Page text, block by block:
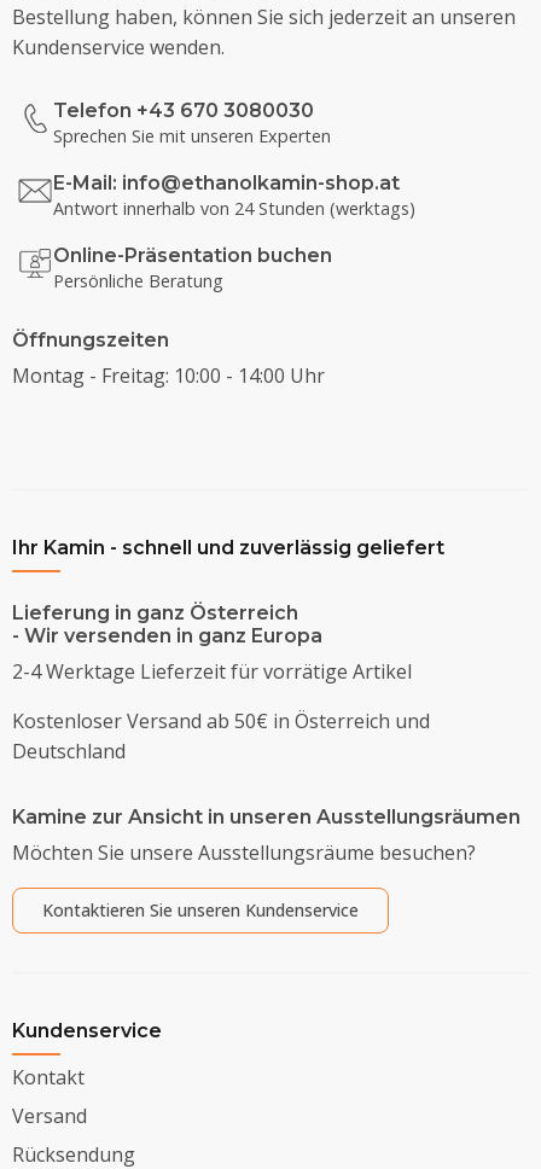
Bestellung haben, können Sie sich jederzeit an unseren
Kundenservice wenden.
Telefon +43 670 3080030
Sprechen Sie mit unseren Experten
E-Mail: info@ethanolkamin-shop.at
Antwort innerhalb von 24 Stunden (werktags)
Online-Präsentation buchen
Persönliche Beratung
Öffnungszeiten
Montag - Freitag: 10:00 - 14:00 Uhr
Ihr Kamin - schnell und zuverlässig geliefert
Lieferung in ganz Österreich
- Wir versenden in ganz Europa
2-4 Werktage Lieferzeit für vorrätige Artikel
Kostenloser Versand ab 50€ in Österreich und
Deutschland
Kamine zur Ansicht in unseren Ausstellungsräumen
Möchten Sie unsere Ausstellungsräume besuchen?
Kontaktieren Sie unseren Kundenservice
Kundenservice
Kontakt
Versand
Rücksendung